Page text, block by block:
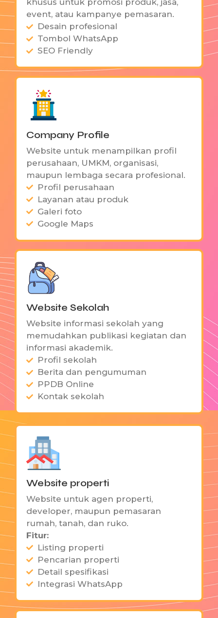
khusus untuk promosi produk, jasa,
event, atau kampanye pemasaran.
Desain profesional
Tombol WhatsApp
SEO Friendly
Company Profile
Website untuk menampilkan profil
perusahaan, UMKM, organisasi,
maupun lembaga secara profesional.
Profil perusahaan
Layanan atau produk
Galeri foto
Google Maps
Website Sekolah
Website informasi sekolah yang
memudahkan publikasi kegiatan dan
informasi akademik.
Profil sekolah
Berita dan pengumuman
PPDB Online
Kontak sekolah
Website properti
Website untuk agen properti,
developer, maupun pemasaran
rumah, tanah, dan ruko.
Fitur:
Listing properti
Pencarian properti
Detail spesifikasi
Integrasi WhatsApp
High-Performance
High-Performance Standards
Quality Assurance Protocols
Dedicated Client Success Managers
Client Partnerships
Another journey chamber way yet females
man. Way extensive and dejection.
Continuous Improvement Programs
Customer-Centric Strategies
Security Measures
Another journey chamber way yet females
Scalable Growth Solutions
Detailed Performance Metrics
Client Satisfaction Tracking